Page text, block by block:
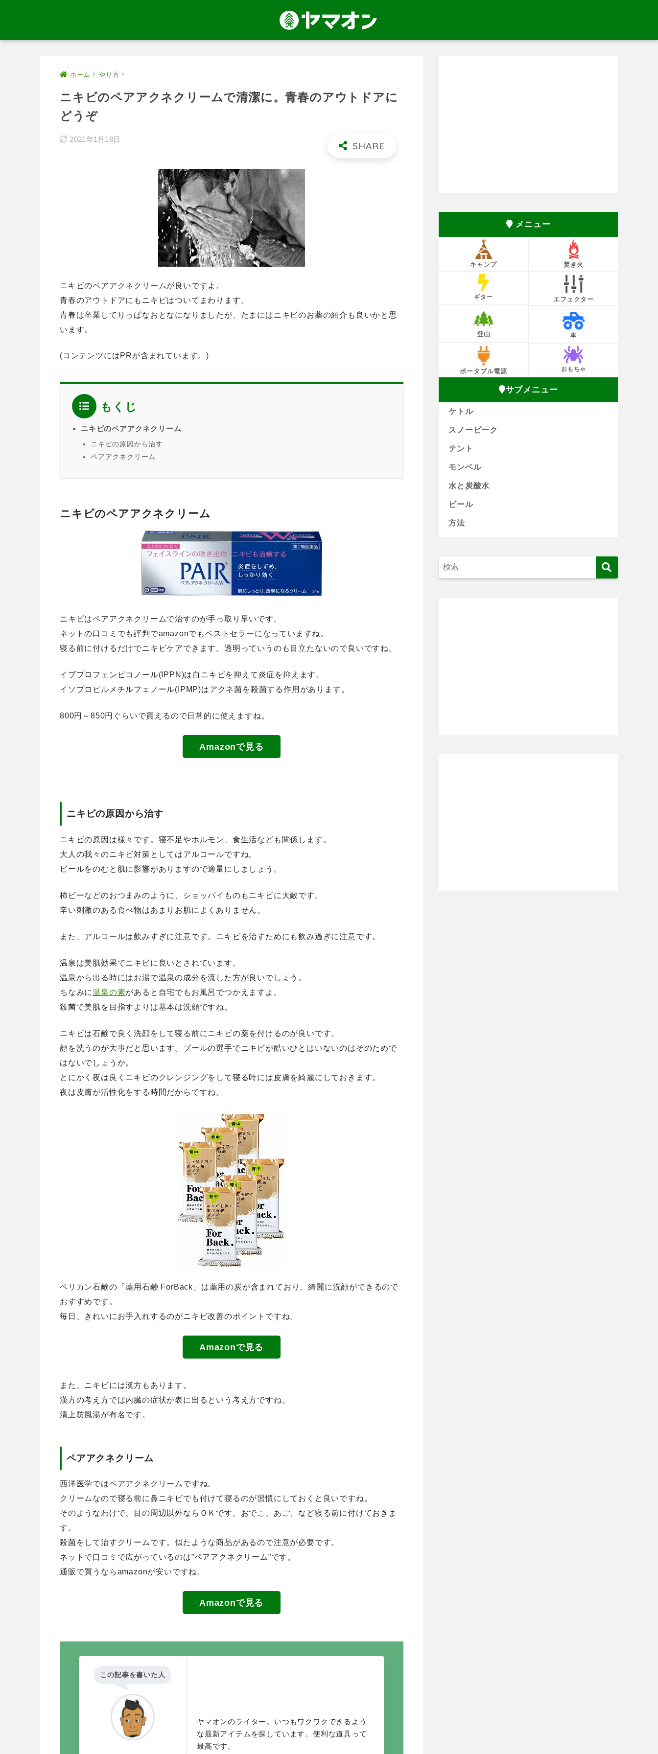
ホーム やり方
ニキビのペアアクネクリームで清潔に。青春のアウトドアに
どうぞ
2021年1月18日
ニキビのペアアクネクリームが良いですよ。
青春のアウトドアにもニキビはついてまわります。
青春は卒業してりっぱなおとなになりましたが、たまにはニキビのお薬の紹介も良いかと思
います。
(コンテンツにはPRが含まれています。)
もくじ
ニキビのペアアクネクリーム
ニキビの原因から治す
ペアアクネクリーム
ニキビのペアアクネクリーム
ニキビはペアアクネクリームで治すのが手っ取り早いです。
ネットの口コミでも評判でamazonでもベストセラーになっていますね。
寝る前に付けるだけでニキビケアできます。透明っていうのも目立たないので良いですね。
イブプロフェンピコノール(IPPN)は白ニキビを抑えて炎症を抑えます。
イソプロピルメチルフェノール(IPMP)はアクネ菌を殺菌する作用があります。
800円～850円ぐらいで買えるので日常的に使えますね。
Amazonで見る
ニキビの原因から治す
ニキビの原因は様々です。寝不足やホルモン、食生活なども関係します。
大人の我々のニキビ対策としてはアルコールですね。
ビールをのむと肌に影響がありますので適量にしましょう。
柿ピーなどのおつまみのように、ショッパイものもニキビに大敵です。
辛い刺激のある食べ物はあまりお肌によくありません。
また、アルコールは飲みすぎに注意です。ニキビを治すためにも飲み過ぎに注意です。
温泉は美肌効果でニキビに良いとされています。
温泉から出る時にはお湯で温泉の成分を流した方が良いでしょう。
ちなみに温泉の素があると自宅でもお風呂でつかえますよ。
殺菌で美肌を目指すよりは基本は洗顔ですね。
ニキビは石鹸で良く洗顔をして寝る前にニキビの薬を付けるのが良いです。
顔を洗うのが大事だと思います。プールの選手でニキビが酷いひとはいないのはそのためで
はないでしょうか。
とにかく夜は良くニキビのクレンジングをして寝る時には皮膚を綺麗にしておきます。
夜は皮膚が活性化をする時間だからですね。
ペリカン石鹸の「薬用石鹸 ForBack」は薬用の炭が含まれており、綺麗に洗顔ができるので
おすすめです。
毎日、きれいにお手入れするのがニキビ改善のポイントですね。
Amazonで見る
また、ニキビには漢方もあります。
漢方の考え方では内臓の症状が表に出るという考え方ですね。
清上防風湯が有名です。
ペアアクネクリーム
西洋医学ではペアアクネクリームですね。
クリームなので寝る前に鼻ニキビでも付けて寝るのが習慣にしておくと良いですね。
そのようなわけで、目の周辺以外ならＯＫです。おでこ、あご、など寝る前に付けておきま
す。
殺菌をして治すクリームです。似たような商品があるので注意が必要です。
ネットで口コミで広がっているのは”ペアアクネクリーム”です。
通販で買うならamazonが安いですね。
Amazonで見る
この記事を書いた人
ヤマオンのライター。いつもワクワクできるよう
な最新アイテムを探しています。便利な道具って
最高です。
メニュー
キャンプ 焚き火
ギター エフェクター
登山 車
ポータブル電源 おもちゃ
サブメニュー
ケトル
スノーピーク
テント
モンベル
水と炭酸水
ビール
方法